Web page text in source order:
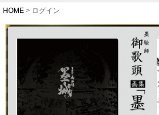
HOME ログイン